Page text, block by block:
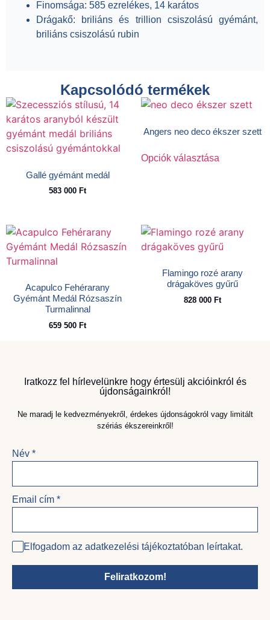
Finomsága: 585 ezrelékes, 14 karátos
Drágakő: briliáns és trillion csiszolású gyémánt,
briliáns csiszolású rubin
Kapcsolódó termékek
Gallé gyémánt medál
583 000 Ft
Angers neo deco ékszer szett
Opciók választása
Acapulco Fehérarany
Gyémánt Medál Rózsaszín
Turmalinnal
659 500 Ft
Flamingo rozé arany
drágaköves gyűrű
828 000 Ft
Iratkozz fel hírlevelünkre hogy értesülj akcióinkról és
újdonságainkról!
Ne maradj le kedvezményekről, érdekes újdonságokról vagy limitált
szériás ékszereinkről!
Név *
Email cím *
Elfogadom az adatkezelési tájékoztatóban leírtakat.
Feliratkozom!